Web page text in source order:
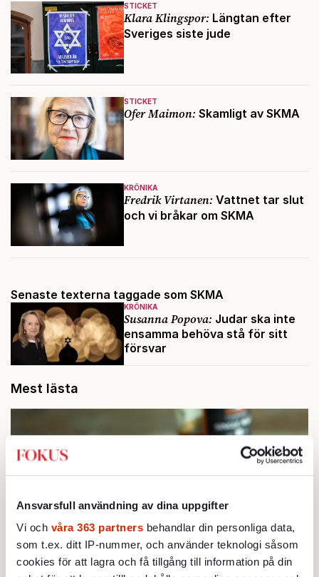
Ansvarsfull användning av dina uppgifter
Vi och våra 363 partners behandlar din personliga data,
som t.ex. ditt IP-nummer, och använder teknologi såsom
cookies för att lagra och få tillgång till information på din
STICKET
Klara Klingspor: Längtan efter
Sveriges siste jude
STICKET
Ofer Maimon: Skamligt av SKMA
KRÖNIKA
Fredrik Virtanen: Vattnet tar slut
och vi bråkar om SKMA
Senaste texterna taggade som SKMA
KRÖNIKA
Susanna Popova: Judar ska inte
ensamma behöva stå för sitt
försvar
Mest lästa